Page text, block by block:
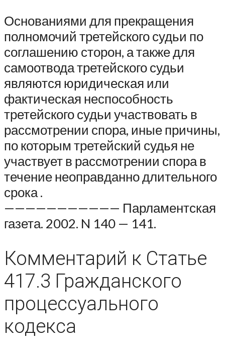
Основаниями для прекращения
полномочий третейского судьи по
соглашению сторон, а также для
самоотвода третейского судьи
являются юридическая или
фактическая неспособность
третейского судьи участвовать в
рассмотрении спора, иные причины,
по которым третейский судья не
участвует в рассмотрении спора в
течение неоправданно длительного
срока .
——————————— Парламентская
газета. 2002. N 140 — 141.
Комментарий к Статье
417.3 Гражданского
процессуального
кодекса